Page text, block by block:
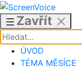
Přejít
obsahu
Zavřít
ÚVOD
TÉMA MĚSÍCE